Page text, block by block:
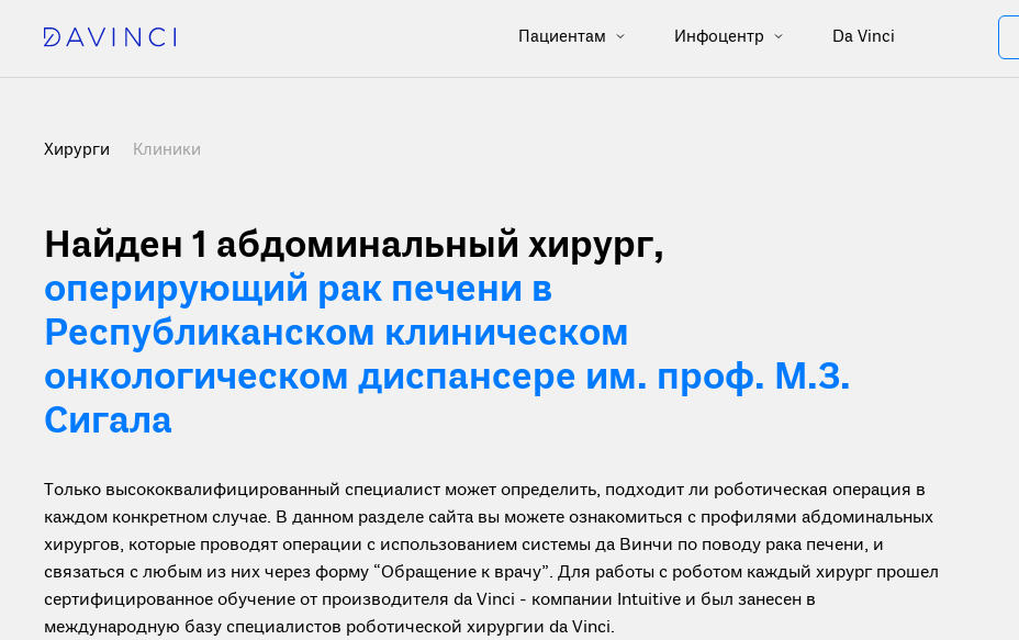
Пациентам Инфоцентр Da Vinci
Хирурги Клиники
Найден 1 абдоминальный хирург,
оперирующий рак печени в
Республиканском клиническом
онкологическом диспансере им. проф. М.З.
Сигала
Только высококвалифицированный специалист может определить, подходит ли роботическая операция в
каждом конкретном случае. В данном разделе сайта вы можете ознакомиться с профилями абдоминальных
хирургов, которые проводят операции с использованием системы да Винчи по поводу рака печени, и
связаться с любым из них через форму “Обращение к врачу”. Для работы с роботом каждый хирург прошел
сертифицированное обучение от производителя da Vinci - компании Intuitive и был занесен в
международную базу специалистов роботической хирургии da Vinci.